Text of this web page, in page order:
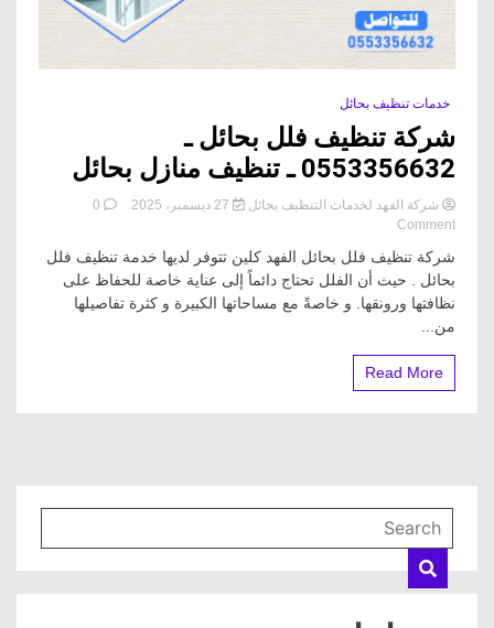
خدمات تنظيف بحائل
شركة تنظيف فلل بحائل ـ
0553356632 ـ تنظيف منازل بحائل
شركة الفهد لخدمات التنظيف بحائل
0
Comment
on
تنظيف
فلل
بحائل
تنظيف
شركة تنظيف فلل بحائل الفهد كلين تتوفر لديها خدمة تنظيف فلل
بحائل . حيث أن الفلل تحتاج دائماً إلى عناية خاصة للحفاظ على
نظافتها ورونقها. و خاصةً مع مساحاتها الكبيرة و كثرة تفاصيلها
من...
Read More